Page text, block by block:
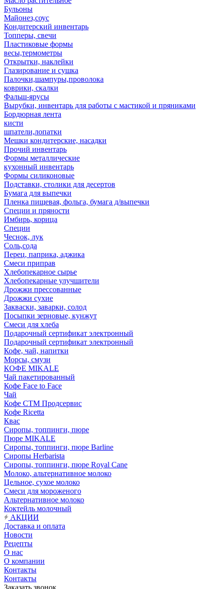
Бульоны
Майонез,соус
Кондитерский инвентарь
Топперы, свечи
Пластиковые формы
весы,термометры
Открытки, наклейки
Глазирование и сушка
Палочки,шампуры,проволока
коврики, скалки
Фальш-ярусы
Вырубки, инвентарь для работы с мастикой и пряниками
Бордюрная лента
кисти
шпатели,лопатки
Мешки кондитерские, насадки
Прочий инвентарь
Формы металлические
кухонный инвентарь
Формы силиконовые
Подставки, столики для десертов
Бумага для выпечки
Пленка пищевая, фольга, бумага д/выпечки
Специи и пряности
Имбирь, корица
Специи
Чеснок, лук
Соль,сода
Перец, паприка, аджика
Смеси приправ
Хлебопекарное сырье
Хлебопекарные улучшители
Дрожжи прессованные
Дрожжи сухие
Закваски, заварки, солод
Посыпки зерновые, кунжут
Смеси для хлеба
Подарочный сертификат электронный
Подарочный сертификат электронный
Кофе, чай, напитки
Морсы, смузи
КОФЕ MIKALE
Чай пакетированный
Кофе Face to Face
Чай
Кофе СТМ Продсервис
Кофе Ricetta
Квас
Сиропы, топпинги, пюре
Пюре MIKALE
Сиропы, топпинги, пюре Barline
Сиропы Herbarista
Сиропы, топпинги, пюре Royal Cane
Молоко, альтернативное молоко
Цельное, сухое молоко
Смеси для мороженого
Альтернативное молоко
Коктейль молочный
АКЦИИ
Доставка и оплата
Новости
Рецепты
О нас
О компании
Контакты
Контакты
Заказать звонок